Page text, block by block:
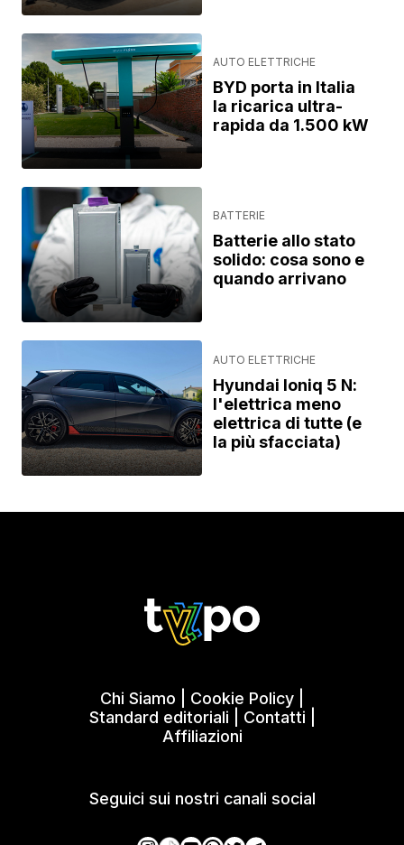
AUTO ELETTRICHE
BYD porta in Italia
la ricarica ultra-
rapida da 1.500 kW
BATTERIE
Batterie allo stato
solido: cosa sono e
quando arrivano
AUTO ELETTRICHE
Hyundai Ioniq 5 N:
l'elettrica meno
elettrica di tutte (e
la più sfacciata)
Chi Siamo Cookie Policy
Standard editoriali
Contatti
Affiliazioni
Seguici sui nostri canali social